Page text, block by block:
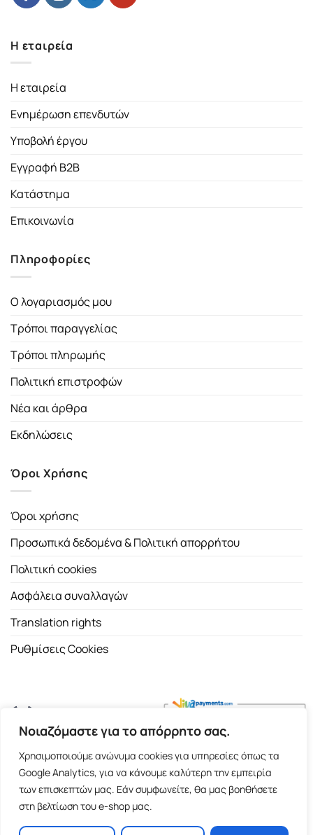
Νοιαζόμαστε για το απόρρητο σας.
Χρησιμοποιούμε ανώνυμα cookies για υπηρεσίες όπως τα
Google Analytics, για να κάνουμε καλύτερη την εμπειρία
των επισκεπτών μας. Εάν συμφωνείτε, θα μας βοηθήσετε
στη βελτίωση του e-shop μας.
Η εταιρεία
Η εταιρεία
Ενημέρωση επενδυτών
Υποβολή έργου
Εγγραφή B2B
Κατάστημα
Επικοινωνία
Πληροφορίες
Ο λογαριασμός μου
Τρόποι παραγγελίας
Τρόποι πληρωμής
Πολιτική επιστροφών
Νέα και άρθρα
Εκδηλώσεις
Όροι Χρήσης
Όροι χρήσης
Προσωπικά δεδομένα & Πολιτική απορρήτου
Πολιτική cookies
Ασφάλεια συναλλαγών
Translation rights
Ρυθμίσεις Cookies
Copyright 2026 ©Εκδοτικός Οίκος Α.Α. Λιβάνη| All rights
reserved.
Σόλωνος 98, 10680 Αθήνα | Τ:2103661200- F: 2103617791
E-shop and Premium Managed Hosting by